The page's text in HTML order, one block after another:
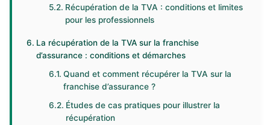
Récupération de la TVA : conditions et limites
pour les professionnels
La récupération de la TVA sur la franchise
d’assurance : conditions et démarches
Quand et comment récupérer la TVA sur la
franchise d’assurance ?
Études de cas pratiques pour illustrer la
récupération